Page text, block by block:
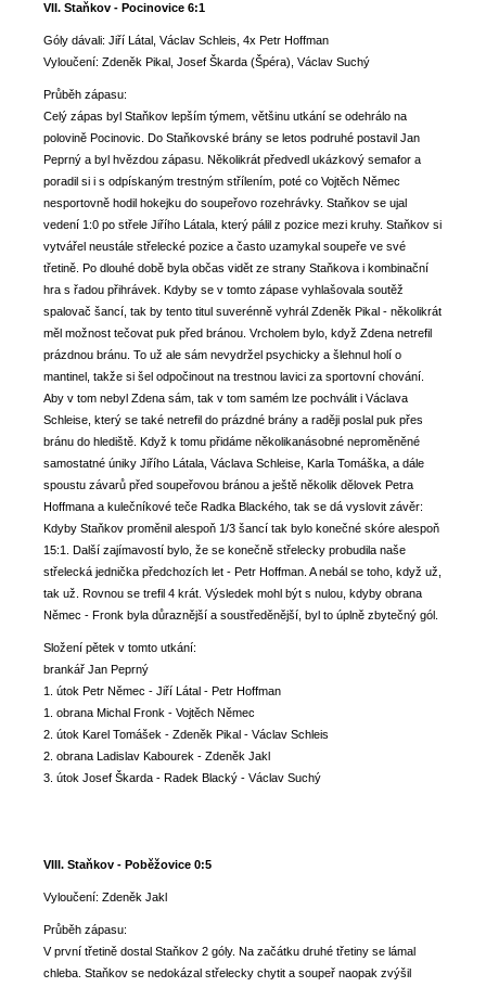
VII. Staňkov - Pocinovice 6:1
Góly dávali: Jiří Látal, Václav Schleis, 4x Petr Hoffman
Vyloučení: Zdeněk Pikal, Josef Škarda (Špéra), Václav Suchý
Průběh zápasu:
Celý zápas byl Staňkov lepším týmem, většinu utkání se odehrálo na
polovině Pocinovic. Do Staňkovské brány se letos podruhé postavil Jan
Peprný a byl hvězdou zápasu. Několikrát předvedl ukázkový semafor a
poradil si i s odpískaným trestným střílením, poté co Vojtěch Němec
nesportovně hodil hokejku do soupeřovo rozehrávky. Staňkov se ujal
vedení 1:0 po střele Jiřího Látala, který pálil z pozice mezi kruhy. Staňkov si
vytvářel neustále střelecké pozice a často uzamykal soupeře ve své
třetině. Po dlouhé době byla občas vidět ze strany Staňkova i kombinační
hra s řadou přihrávek. Kdyby se v tomto zápase vyhlašovala soutěž
spalovač šancí, tak by tento titul suverénně vyhrál Zdeněk Pikal - několikrát
měl možnost tečovat puk před bránou. Vrcholem bylo, když Zdena netrefil
prázdnou bránu. To už ale sám nevydržel psychicky a šlehnul holí o
mantinel, takže si šel odpočinout na trestnou lavici za sportovní chování.
Aby v tom nebyl Zdena sám, tak v tom samém lze pochválit i Václava
Schleise, který se také netrefil do prázdné brány a raději poslal puk přes
bránu do hlediště. Když k tomu přidáme několikanásobné neproměněné
samostatné úniky Jiřího Látala, Václava Schleise, Karla Tomáška, a dále
spoustu závarů před soupeřovou bránou a ještě několik dělovek Petra
Hoffmana a kulečníkové teče Radka Blackého, tak se dá vyslovit závěr:
Kdyby Staňkov proměnil alespoň 1/3 šancí tak bylo konečné skóre alespoň
15:1. Další zajímavostí bylo, že se konečně střelecky probudila naše
střelecká jednička předchozích let - Petr Hoffman. A nebál se toho, když už,
tak už. Rovnou se trefil 4 krát. Výsledek mohl být s nulou, kdyby obrana
Němec - Fronk byla důraznější a soustředěnější, byl to úplně zbytečný gól.
Složení pětek v tomto utkání:
brankář Jan Peprný
1. útok Petr Němec - Jiří Látal - Petr Hoffman
1. obrana Michal Fronk - Vojtěch Němec
2. útok Karel Tomášek - Zdeněk Pikal - Václav Schleis
2. obrana Ladislav Kabourek - Zdeněk Jakl
3. útok Josef Škarda - Radek Blacký - Václav Suchý
VIII. Staňkov - Poběžovice 0:5
Vyloučení: Zdeněk Jakl
Průběh zápasu:
V první třetině dostal Staňkov 2 góly. Na začátku druhé třetiny se lámal
chleba. Staňkov se nedokázal střelecky chytit a soupeř naopak zvýšil